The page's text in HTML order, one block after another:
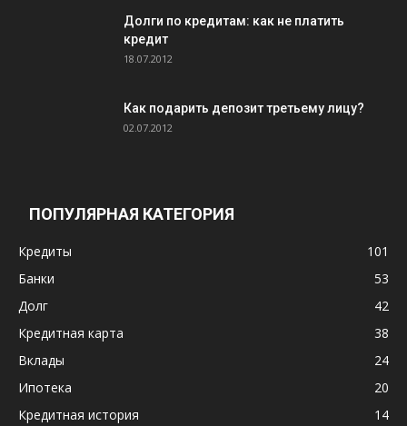
Долги по кредитам: как не платить
кредит
18.07.2012
Как подарить депозит третьему лицу?
02.07.2012
ПОПУЛЯРНАЯ КАТЕГОРИЯ
Кредиты
101
Банки
53
Долг
42
Кредитная карта
38
Вклады
24
Ипотека
20
Кредитная история
14